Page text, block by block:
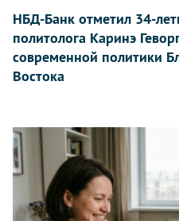
НБД-Банк отметил 34-
политолога Каринэ
современной политики
Востока